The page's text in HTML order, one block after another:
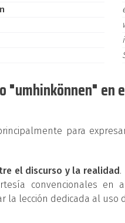
"umhinkönnen"
para
el discurso y la realidad.
convencionales en
la lección dedicada al uso